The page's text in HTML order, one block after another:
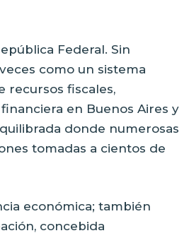
Federal. Sin
como un sistema
recursos fiscales,
en Buenos Aires y
donde numerosas
tomadas a cientos de
económica; también
concebida